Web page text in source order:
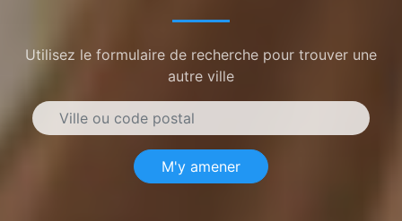
Utilisez le formulaire de recherche pour trouver une
autre ville
M'y amener